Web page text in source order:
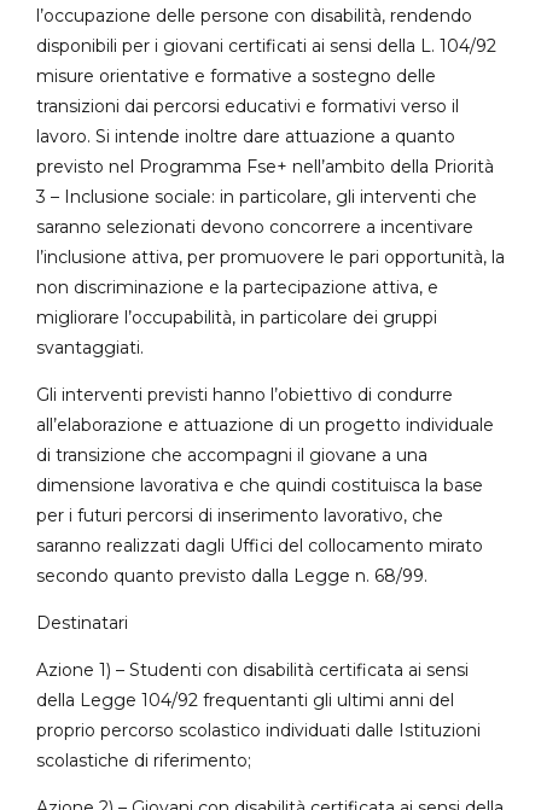
l’occupazione delle persone con disabilità, rendendo
disponibili per i giovani certificati ai sensi della L. 104/92
misure orientative e formative a sostegno delle
transizioni dai percorsi educativi e formativi verso il
lavoro. Si intende inoltre dare attuazione a quanto
previsto nel Programma Fse+ nell’ambito della Priorità
3 – Inclusione sociale: in particolare, gli interventi che
saranno selezionati devono concorrere a incentivare
l’inclusione attiva, per promuovere le pari opportunità, la
non discriminazione e la partecipazione attiva, e
migliorare l’occupabilità, in particolare dei gruppi
svantaggiati.
Gli interventi previsti hanno l’obiettivo di condurre
all’elaborazione e attuazione di un progetto individuale
di transizione che accompagni il giovane a una
dimensione lavorativa e che quindi costituisca la base
per i futuri percorsi di inserimento lavorativo, che
saranno realizzati dagli Uffici del collocamento mirato
secondo quanto previsto dalla Legge n. 68/99.
Destinatari
Azione 1) – Studenti con disabilità certificata ai sensi
della Legge 104/92 frequentanti gli ultimi anni del
proprio percorso scolastico individuati dalle Istituzioni
scolastiche di riferimento;